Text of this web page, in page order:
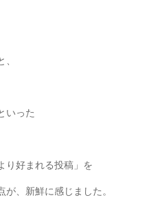
いった
り好まれる投稿」を
、新鮮に感じました。